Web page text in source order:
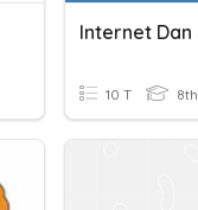
10 T 8th